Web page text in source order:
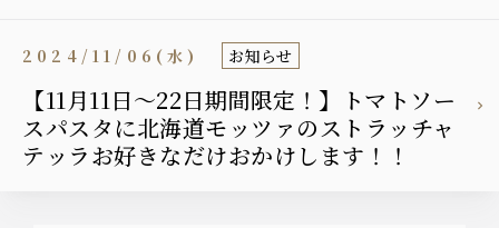
【11月11日〜22日期間限定！】トマトソー
スパスタに北海道モッツァのストラッチャ
テッラお好きなだけおかけします！！
2024/11/06(水) お知らせ